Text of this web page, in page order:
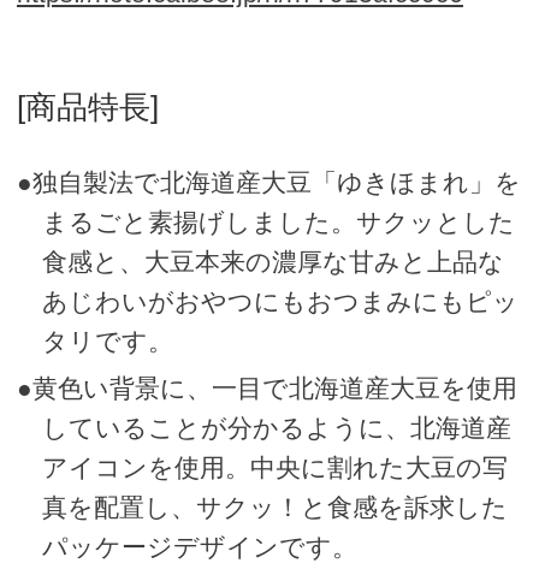
[商品特長]
●独自製法で北海道産大豆「ゆきほまれ」を
まるごと素揚げしました。サクッとした
食感と、大豆本来の濃厚な甘みと上品な
あじわいがおやつにもおつまみにもピッ
タリです。
●黄色い背景に、一目で北海道産大豆を使用
していることが分かるように、北海道産
アイコンを使用。中央に割れた大豆の写
真を配置し、サクッ！と食感を訴求した
パッケージデザインです。